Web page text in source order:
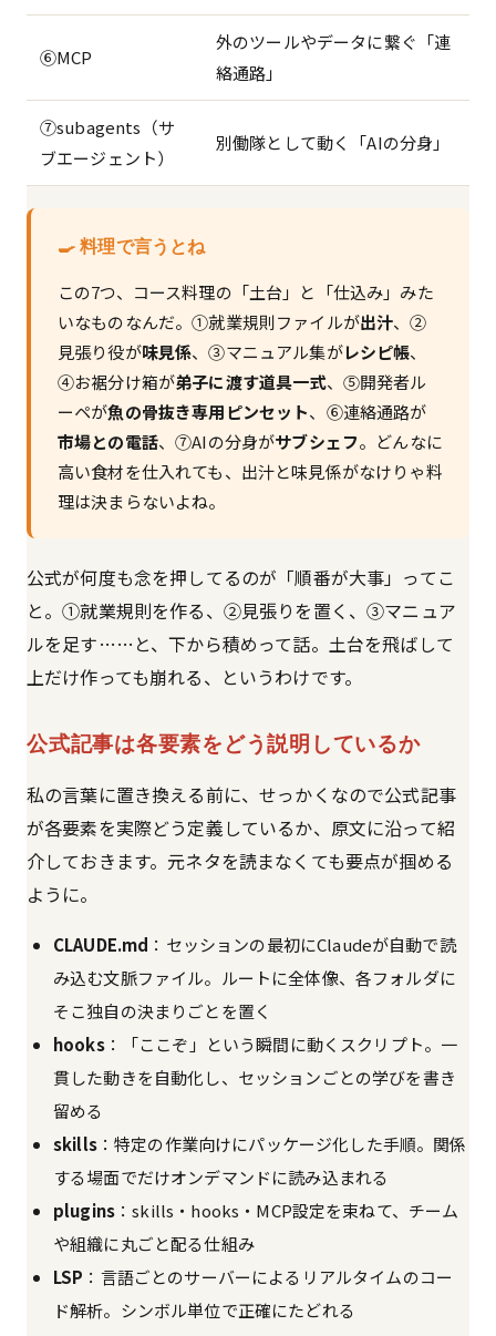
⑥MCP
外のツールやデータに繋ぐ「連
絡通路」
⑦subagents（サ
ブエージェント）
別働隊として動く「AIの分身」
🍳 料理で言うとね
この7つ、コース料理の「土台」と「仕込み」みた
いなものなんだ。①就業規則ファイルが出汁、②
見張り役が味見係、③マニュアル集がレシピ帳、
④お裾分け箱が弟子に渡す道具一式、⑤開発者ル
ーペが魚の骨抜き専用ピンセット、⑥連絡通路が
市場との電話、⑦AIの分身がサブシェフ。どんなに
高い食材を仕入れても、出汁と味見係がなけりゃ料
理は決まらないよね。
公式が何度も念を押してるのが「順番が大事」ってこ
と。①就業規則を作る、②見張りを置く、③マニュア
ルを足す……と、下から積めって話。土台を飛ばして
上だけ作っても崩れる、というわけです。
公式記事は各要素をどう説明しているか
私の言葉に置き換える前に、せっかくなので公式記事
が各要素を実際どう定義しているか、原文に沿って紹
介しておきます。元ネタを読まなくても要点が掴める
ように。
CLAUDE.md ：セッションの最初にClaudeが自動で読
み込む文脈ファイル。ルートに全体像、各フォルダに
そこ独自の決まりごとを置く
hooks：「ここぞ」という瞬間に動くスクリプト。一
貫した動きを自動化し、セッションごとの学びを書き
留める
skills：特定の作業向けにパッケージ化した手順。関係
する場面でだけオンデマンドに読み込まれる
plugins ：skills・hooks・MCP設定を束ねて、チーム
や組織に丸ごと配る仕組み
LSP ：言語ごとのサーバーによるリアルタイムのコー
ド解析。シンボル単位で正確にたどれる